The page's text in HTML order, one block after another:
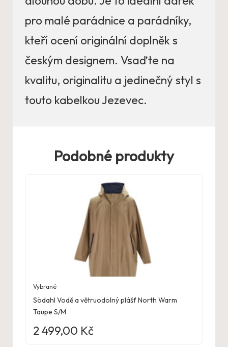
pro malé parádnice a parádníky,
kteří ocení originální doplněk s
českým designem. Vsaďte na
kvalitu, originalitu a jedinečný styl s
touto kabelkou Jezevec.
Podobné produkty
Vybrané
Södahl Vodě a větruodolný plášť North Warm
Taupe S/M
2 499,00 Kč